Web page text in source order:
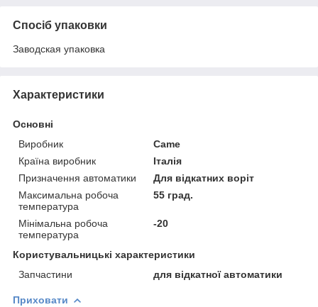
Спосіб упаковки
Заводская упаковка
Характеристики
Основні
Виробник
Came
Країна виробник
Італія
Призначення автоматики
Для відкатних воріт
Максимальна робоча
температура
55 град.
Мінімальна робоча
температура
-20
Користувальницькі характеристики
Запчастини
для відкатної автоматики
Приховати